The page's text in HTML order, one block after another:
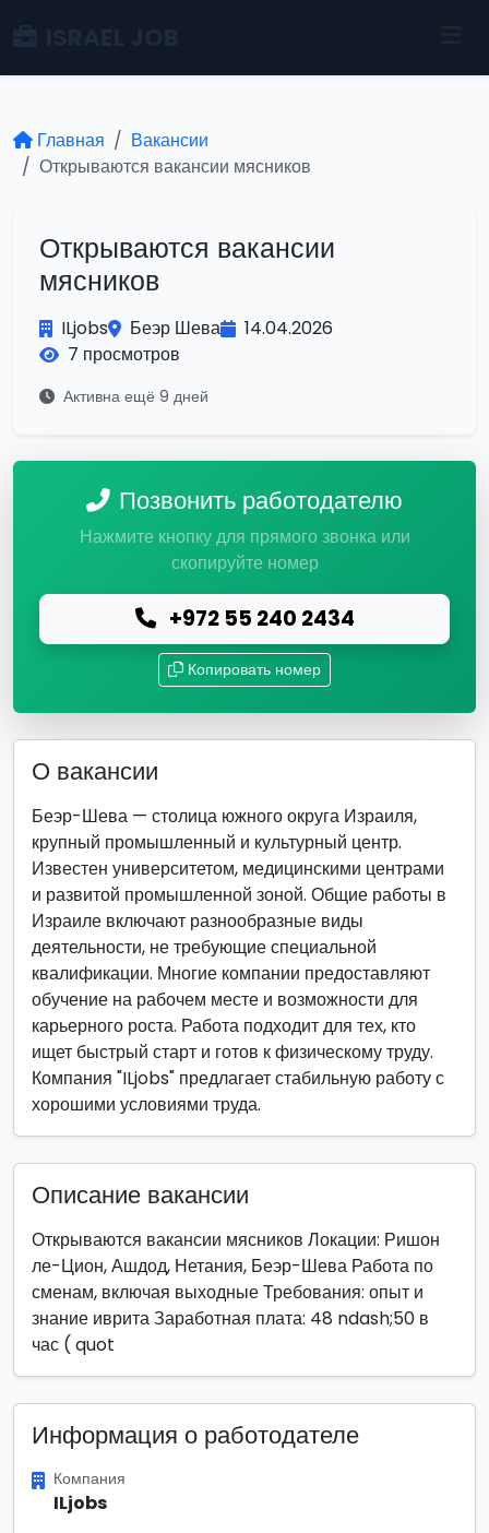
Главная
Вакансии
Открываются вакансии мясников
Открываются вакансии
мясников
ILjobs Беэр Шева
14.04.2026
7 просмотров
Активна ещё 9 дней
Позвонить работодателю
Нажмите кнопку для прямого звонка или
скопируйте номер
+972 55 240 2434
Копировать номер
О вакансии
Беэр-Шева — столица южного округа Израиля,
крупный промышленный и культурный центр.
Известен университетом, медицинскими центрами
и развитой промышленной зоной. Общие работы в
Израиле включают разнообразные виды
деятельности, не требующие специальной
квалификации. Многие компании предоставляют
обучение на рабочем месте и возможности для
карьерного роста. Работа подходит для тех, кто
ищет быстрый старт и готов к физическому труду.
Компания "ILjobs" предлагает стабильную работу с
хорошими условиями труда.
Описание вакансии
Открываются вакансии мясников Локации: Ришон
ле-Цион, Ашдод, Нетания, Беэр-Шева Работа по
сменам, включая выходные Требования: опыт и
знание иврита Заработная плата: 48 ndash;50 в
час ( quot
Информация о работодателе
Компания
ILjobs